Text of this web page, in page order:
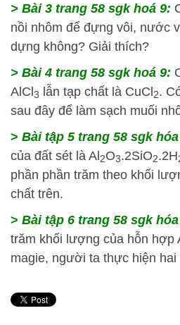
> Bài 3 trang 58 sgk hoá 9:
nồi nhôm để đựng vôi, nước
dựng không? Giải thích?
> Bài 4 trang 58 sgk hoá 9:
AlCl 3 lẫn tạp chất là CuCl 2.
sau đây để làm sạch muối
> Bài tập 5 trang 58 sgk
của đất sét là Al 2O3.2SiO2.2H
phần phần trăm theo khối
chất trên.
> Bài tập 6 trang 58 sgk
trăm khối lượng của hỗn hợp
magie, người ta thực hiện hai